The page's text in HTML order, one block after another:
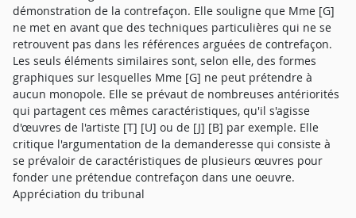
démonstration de la contrefaçon. Elle souligne que Mme [G]
ne met en avant que des techniques particulières qui ne se
retrouvent pas dans les références arguées de contrefaçon.
Les seuls éléments similaires sont, selon elle, des formes
graphiques sur lesquelles Mme [G] ne peut prétendre à
aucun monopole. Elle se prévaut de nombreuses antériorités
qui partagent ces mêmes caractéristiques, qu'il s'agisse
d'œuvres de l'artiste [T] [U] ou de [J] [B] par exemple. Elle
critique l'argumentation de la demanderesse qui consiste à
se prévaloir de caractéristiques de plusieurs œuvres pour
fonder une prétendue contrefaçon dans une oeuvre.
Appréciation du tribunal